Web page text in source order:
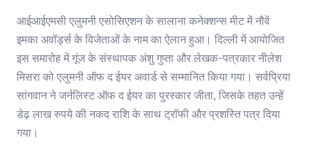
आईआईएमसी एलुमनी एसोसिएशन के सालाना कनेक्शन्स मीट में नौवें
इमका अवॉर्ड्स के विजेताओं के नाम का ऐलान हुआ। दिल्ली में आयोजित
इस समारोह में गूंज के संस्थापक अंशु गुप्ता और लेखक-पत्रकार नीलेश
मिसरा को एलुमनी ऑफ द ईयर अवार्ड से सम्मानित किया गया। सर्वप्रिया
सांगवान ने जर्नलिस्ट ऑफ द ईयर का पुरस्कार जीता, जिसके तहत उन्हें
डेढ़ लाख रुपये की नकद राशि के साथ ट्रॉफी और प्रशस्ति पत्र दिया
गया।